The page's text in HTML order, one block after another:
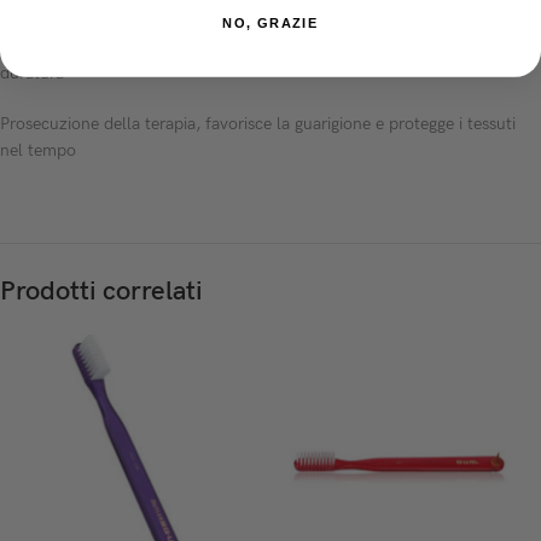
duratura
Prosecuzione della terapia, favorisce la guarigione e protegge i tessuti
nel tempo
Prodotti correlati
NO, GRAZIE